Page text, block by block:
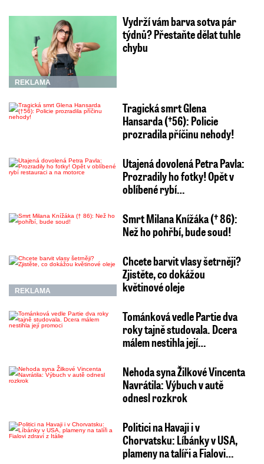
REKLAMA
Vydrží vám barva sotva pár
týdnů? Přestaňte dělat tuhle
chybu
Tragická smrt Glena
Hansarda (†56): Policie
prozradila příčinu nehody!
Utajená dovolená Petra Pavla:
Prozradily ho fotky! Opět v
oblíbené rybí…
Smrt Milana Knížáka († 86):
Než ho pohřbí, bude soud!
REKLAMA
Chcete barvit vlasy šetrněji?
Zjistěte, co dokážou
květinové oleje
Tománková vedle Partie dva
roky tajně studovala. Dcera
málem nestihla její…
Nehoda syna Žilkové Vincenta
Navrátila: Výbuch v autě
odnesl rozkrok
Politici na Havaji i v
Chorvatsku: Líbánky v USA,
plameny na talíři a Fialovi…